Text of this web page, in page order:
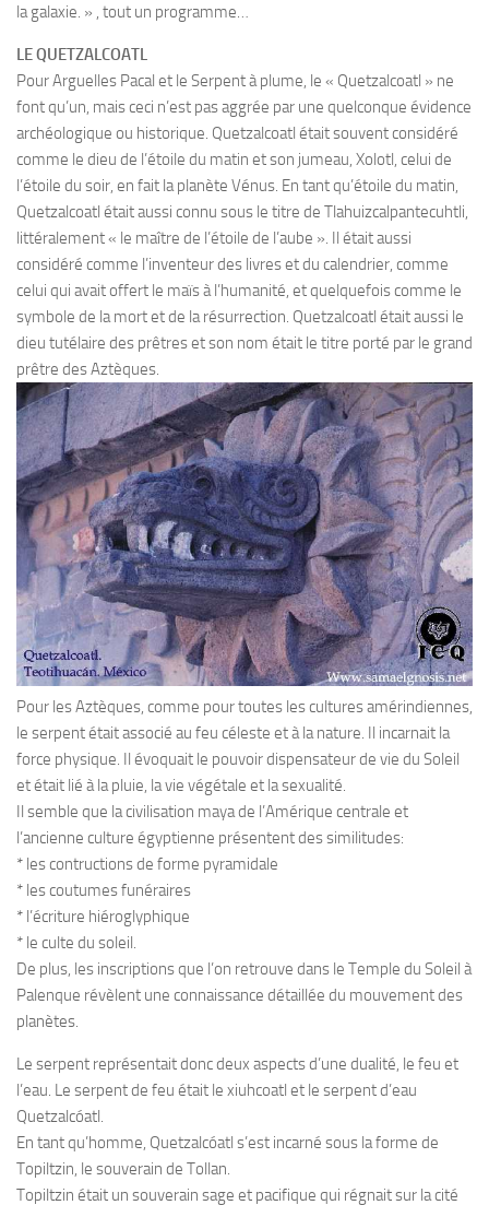
la galaxie. » , tout un programme…
LE QUETZALCOATL
Pour Arguelles Pacal et le Serpent à plume, le « Quetzalcoatl » ne
font qu’un, mais ceci n’est pas aggrée par une quelconque évidence
archéologique ou historique. Quetzalcoatl était souvent considéré
comme le dieu de l’étoile du matin et son jumeau, Xolotl, celui de
l’étoile du soir, en fait la planète Vénus. En tant qu’étoile du matin,
Quetzalcoatl était aussi connu sous le titre de Tlahuizcalpantecuhtli,
littéralement « le maître de l’étoile de l’aube ». Il était aussi
considéré comme l’inventeur des livres et du calendrier, comme
celui qui avait offert le maïs à l’humanité, et quelquefois comme le
symbole de la mort et de la résurrection. Quetzalcoatl était aussi le
dieu tutélaire des prêtres et son nom était le titre porté par le grand
prêtre des Aztèques.
Pour les Aztèques, comme pour toutes les cultures amérindiennes,
le serpent était associé au feu céleste et à la nature. Il incarnait la
force physique. Il évoquait le pouvoir dispensateur de vie du Soleil
et était lié à la pluie, la vie végétale et la sexualité.
Il semble que la civilisation maya de l’Amérique centrale et
l’ancienne culture égyptienne présentent des similitudes:
* les contructions de forme pyramidale
* les coutumes funéraires
* l’écriture hiéroglyphique
* le culte du soleil.
De plus, les inscriptions que l’on retrouve dans le Temple du Soleil à
Palenque révèlent une connaissance détaillée du mouvement des
planètes.
Le serpent représentait donc deux aspects d’une dualité, le feu et
l’eau. Le serpent de feu était le xiuhcoatl et le serpent d’eau
Quetzalcóatl.
En tant qu’homme, Quetzalcóatl s’est incarné sous la forme de
Topiltzin, le souverain de Tollan.
Topiltzin était un souverain sage et pacifique qui régnait sur la cité